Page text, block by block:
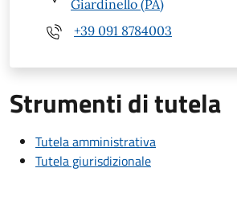
Giardinello (PA)
+39 091 8784003
Strumenti di tutela
Tutela amministrativa
Tutela giurisdizionale